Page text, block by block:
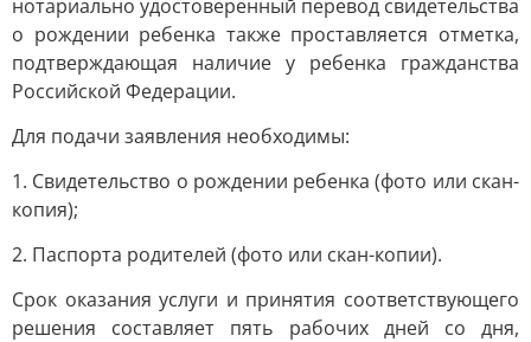
нотариально удостоверенный перевод свидетельства
о рождении ребенка также проставляется отметка,
подтверждающая наличие у ребенка гражданства
Российской Федерации.
Для подачи заявления необходимы:
1. Свидетельство о рождении ребенка (фото или скан-
копия);
2. Паспорта родителей (фото или скан-копии).
Срок оказания услуги и принятия соответствующего
решения составляет пять рабочих дней со дня,